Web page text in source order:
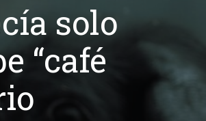
solo
“café